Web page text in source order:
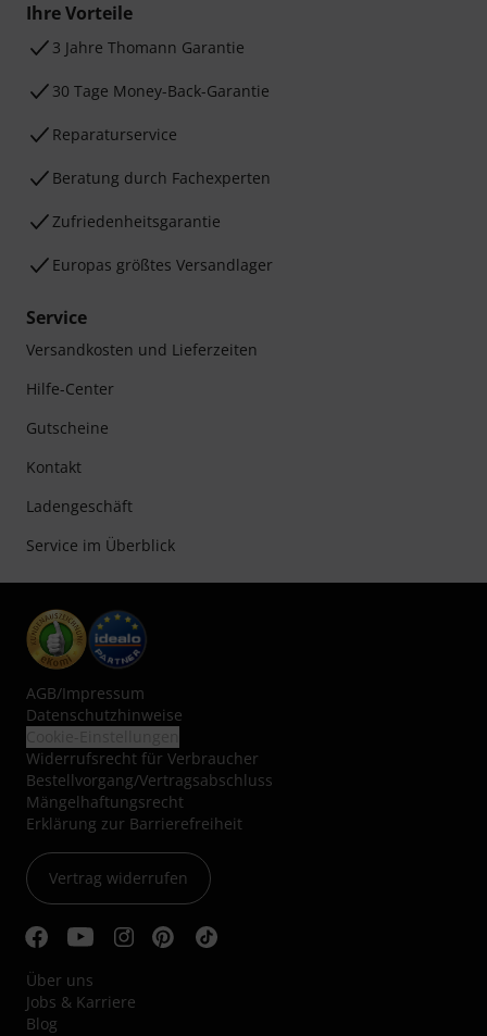
Ihre Vorteile
3 Jahre Thomann Garantie
30 Tage Money-Back-Garantie
Reparaturservice
Beratung durch Fachexperten
Zufriedenheitsgarantie
Europas größtes Versandlager
Service
Versandkosten und Lieferzeiten
Hilfe-Center
Gutscheine
Kontakt
Ladengeschäft
Service im Überblick
AGB/Impressum
Datenschutzhinweise
Widerrufsrecht für Verbraucher
Bestellvorgang/Vertragsabschluss
Mängelhaftungsrecht
Erklärung zur Barrierefreiheit
Vertrag widerrufen
Über uns
Jobs & Karriere
Blog